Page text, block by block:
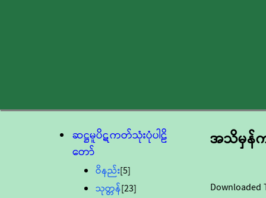
ဆဋ္ဌမူပိဋကတ်သုံးပုံပါဠိ
တော်
ဝိနည်း[5]
သုတ္တန်[23]
အသိမှန်
Downloaded